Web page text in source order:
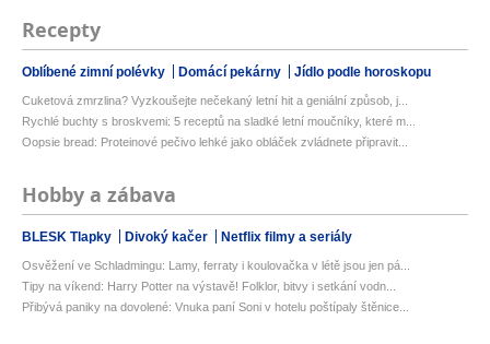
Recepty
Oblíbené zimní polévky Domácí pekárny Jídlo podle horoskopu
Cuketová zmrzlina? Vyzkoušejte nečekaný letní hit a geniální způsob, j...
Rychlé buchty s broskvemi: 5 receptů na sladké letní moučníky, které m...
Oopsie bread: Proteinové pečivo lehké jako obláček zvládnete připravit...
Hobby a zábava
BLESK Tlapky Divoký kačer Netflix filmy a seriály
Osvěžení ve Schladmingu: Lamy, ferraty i koulovačka v létě jsou jen pá...
Tipy na víkend: Harry Potter na výstavě! Folklor, bitvy i setkání vodn...
Přibývá paniky na dovolené: Vnuka paní Soni v hotelu poštípaly štěnice...